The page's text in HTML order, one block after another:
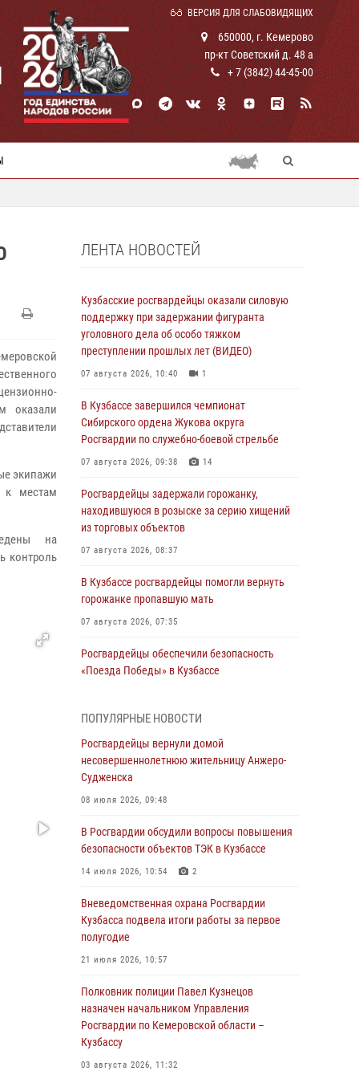
ВЕРСИЯ ДЛЯ СЛАБОВИДЯЩИХ
650000, г. Кемерово
пр-кт Советский д. 48 а
+ 7 (3842) 44-45-00
оказали
экипажи
к местам
на
контроль
ЛЕНТА НОВОСТЕЙ
Кузбасские росгвардейцы оказали силовую
поддержку при задержании фигуранта
уголовного дела об особо тяжком
преступлении прошлых лет (ВИДЕО)
07 августа 2026, 10:40 1
В Кузбассе завершился чемпионат
Сибирского ордена Жукова округа
Росгвардии по служебно-боевой стрельбе
07 августа 2026, 09:38 14
Росгвардейцы задержали горожанку,
находившуюся в розыске за серию хищений
из торговых объектов
07 августа 2026, 08:37
В Кузбассе росгвардейцы помогли вернуть
горожанке пропавшую мать
07 августа 2026, 07:35
Росгвардейцы обеспечили безопасность
«Поезда Победы» в Кузбассе
Генерал-полковник Олег Плохой поздравил
специалистов организационно-штатных
подразделений Росгвардии с
профессиональным праздником
07 августа 2026, 05:32
С 1 сентября 2026 года вступает в силу новый
федеральный закон о частной охранной
Росгвардейцы задержали предполагаемого
виновника причинения ножевого ранения
Росгвардейцы задержали мужчину,
повредившего имущество горожанки
06 августа 2026, 08:17
ПОПУЛЯРНЫЕ НОВОСТИ
Росгвардейцы вернули домой
несовершеннолетнюю жительницу Анжеро-
Судженска
08 июля 2026, 09:48
В Росгвардии обсудили вопросы повышения
безопасности объектов ТЭК в Кузбассе
14 июля 2026, 10:54 2
Вневедомственная охрана Росгвардии
Кузбасса подвела итоги работы за первое
полугодие
21 июля 2026, 10:57
Полковник полиции Павел Кузнецов
назначен начальником Управления
Росгвардии по Кемеровской области –
Кузбассу
03 августа 2026, 11:32